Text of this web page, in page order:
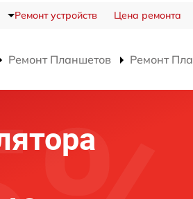
Ремонт устройств Цена ремонта
Ремонт Планшетов Ремонт